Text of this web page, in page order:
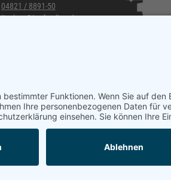
04821 / 8891-50
itzehoe@topf-online.de